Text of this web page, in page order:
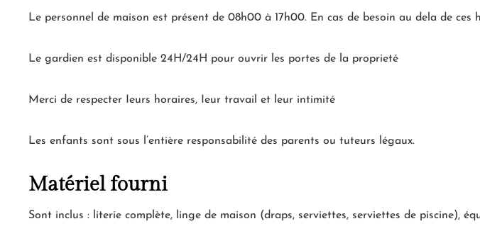
Le personnel de maison est présent de 08h00 à 17h00. En cas de besoin au dela de
Le gardien est disponible 24H/24H pour ouvrir les portes de la proprieté
Merci de respecter Ieurs horaires, Ieur travail et leur intimité
Les enfants sont sous l’entière responsabilité des parents ou tuteurs légaux.
Matériel fourni
Sont inclus : literie complète, linge de maison (draps, serviettes, serviettes de piscine),